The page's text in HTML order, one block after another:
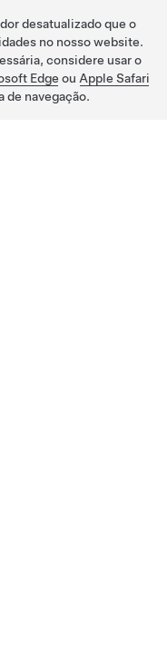
desatualizado que o
no nosso website.
considere usar o
Edge ou Apple Safari
de navegação.